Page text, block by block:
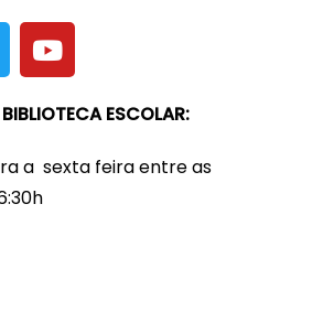
ESCOLAR:
a sexta feira entre as